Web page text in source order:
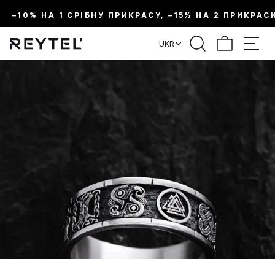
–10% НА 1 СРІБНУ ПРИКРАСУ, –15% НА 2
UKR